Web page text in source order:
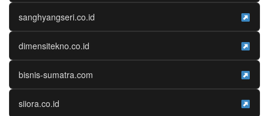
sanghyangseri.co.id
dimensitekno.co.id
bisnis-sumatra.com
siiora.co.id